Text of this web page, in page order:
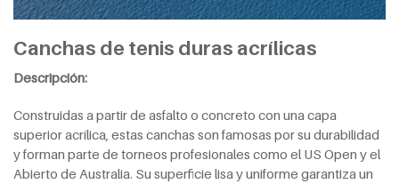
Canchas de tenis duras acrílicas
Descripción:
Construidas a partir de asfalto o concreto con una capa
superior acrílica, estas canchas son famosas por su durabilidad
y forman parte de torneos profesionales como el US Open y el
Abierto de Australia. Su superficie lisa y uniforme garantiza un